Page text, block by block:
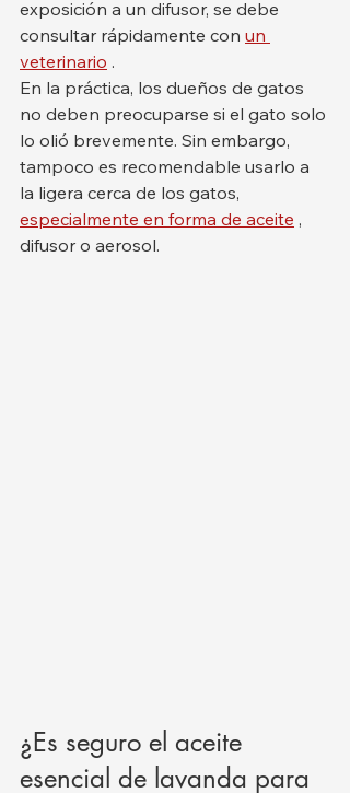
exposición a un difusor, se debe
consultar rápidamente con un
veterinario .
En la práctica, los dueños de gatos
no deben preocuparse si el gato solo
lo olió brevemente. Sin embargo,
tampoco es recomendable usarlo a
la ligera cerca de los gatos,
especialmente en forma de aceite ,
difusor o aerosol.
¿Es seguro el aceite
esencial de lavanda para